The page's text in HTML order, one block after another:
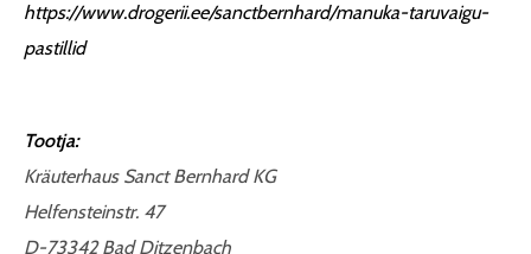
https://www.drogerii.ee/sanctbernhard/manuka-taruvaigu-
pastillid
Tootja:
Kräuterhaus Sanct Bernhard KG
Helfensteinstr. 47
D-73342 Bad Ditzenbach